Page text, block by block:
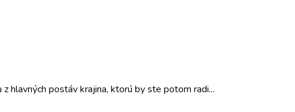
hlavných postáv krajina, ktorú by ste potom radi...